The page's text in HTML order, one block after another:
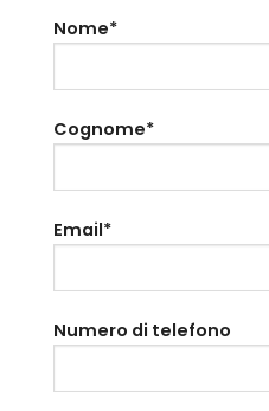
Nome*
Cognome*
Email*
Numero di telefono